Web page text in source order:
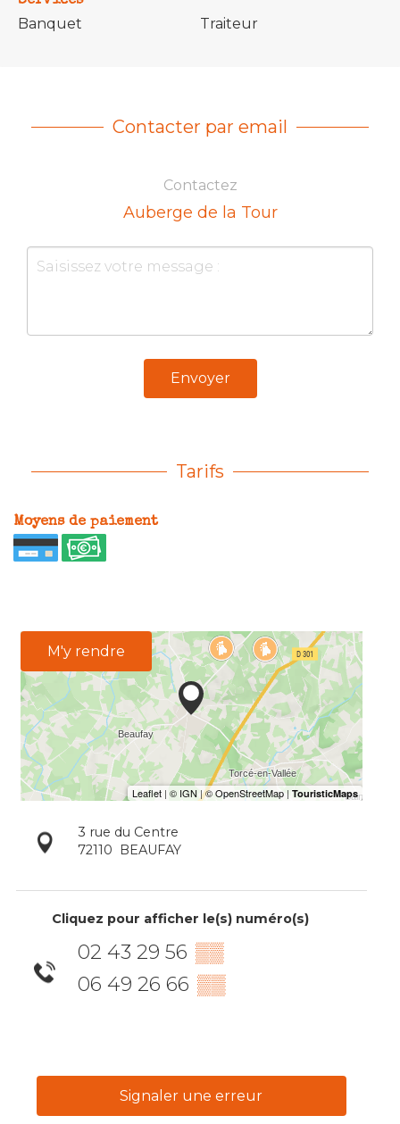
Banquet Traiteur
Contacter par email
Contactez
Auberge de la Tour
Envoyer
Tarifs
Moyens de paiement
M'y rendre
3 rue du Centre
72110
BEAUFAY
Cliquez pour afficher le(s) numéro(s)
02 43 29 56 ▒▒
06 49 26 66 ▒▒
Signaler une erreur